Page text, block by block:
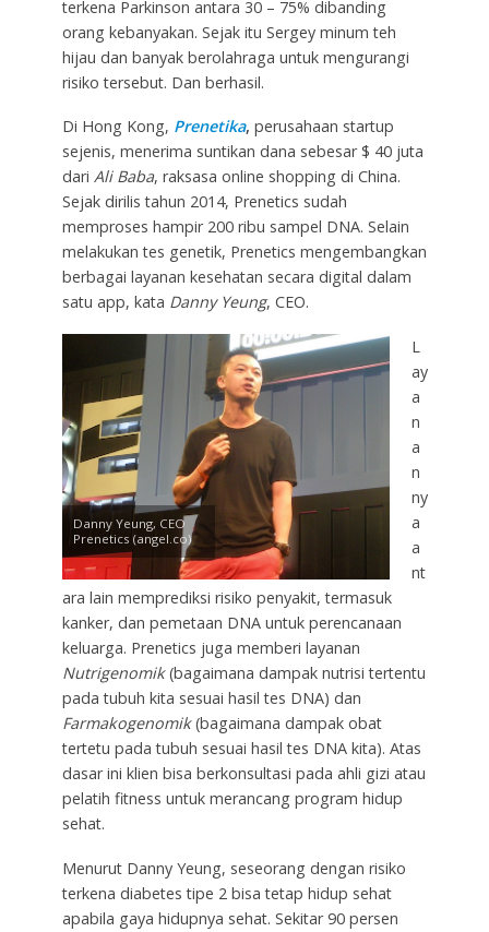
terkena Parkinson antara 30 – 75% dibanding
orang kebanyakan. Sejak itu Sergey minum teh
hijau dan banyak berolahraga untuk mengurangi
risiko tersebut. Dan berhasil.
Di Hong Kong, Prenetika, perusahaan startup
sejenis, menerima suntikan dana sebesar $ 40 juta
dari Ali Baba, raksasa online shopping di China.
Sejak dirilis tahun 2014, Prenetics sudah
memproses hampir 200 ribu sampel DNA. Selain
melakukan tes genetik, Prenetics mengembangkan
berbagai layanan kesehatan secara digital dalam
satu app, kata Danny Yeung, CEO.
Danny Yeung, CEO
Prenetics (angel.co)
L
ay
a
n
a
n
ny
a
a
nt
ara lain memprediksi risiko penyakit, termasuk
kanker, dan pemetaan DNA untuk perencanaan
keluarga. Prenetics juga memberi layanan
Nutrigenomik(bagaimana dampak nutrisi tertentu
pada tubuh kita sesuai hasil tes DNA) dan
Farmakogenomik(bagaimana dampak obat
tertetu pada tubuh sesuai hasil tes DNA kita). Atas
dasar ini klien bisa berkonsultasi pada ahli gizi atau
pelatih fitness untuk merancang program hidup
sehat.
Menurut Danny Yeung, seseorang dengan risiko
terkena diabetes tipe 2 bisa tetap hidup sehat
apabila gaya hidupnya sehat. Sekitar 90 persen